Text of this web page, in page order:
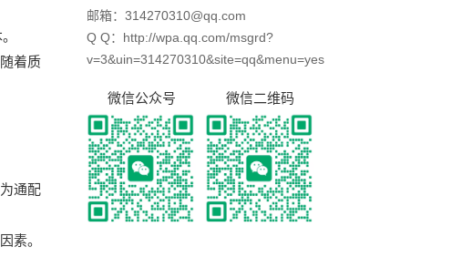
着质
通配
素。
邮箱：314270310@qq.com
Q Q：http://wpa.qq.com/msgrd?
v=3&uin=314270310&site=qq&menu=yes
微信公众号 微信二维码